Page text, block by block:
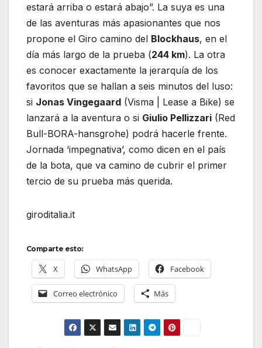
estará arriba o estará abajo”. La suya es una
de las aventuras más apasionantes que nos
propone el Giro camino del Blockhaus, en el
día más largo de la prueba (244 km). La otra
es conocer exactamente la jerarquía de los
favoritos que se hallan a seis minutos del luso:
si Jonas Vingegaard (Visma | Lease a Bike) se
lanzará a la aventura o si Giulio Pellizzari (Red
Bull-BORA-hansgrohe) podrá hacerle frente.
Jornada ‘impegnativa’, como dicen en el país
de la bota, que va camino de cubrir el primer
tercio de su prueba más querida.
giroditalia.it
Comparte esto:
X WhatsApp Facebook
Correo electrónico Más